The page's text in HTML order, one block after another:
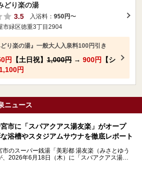
どり楽の湯
3.5
入浴料： 950円〜
市緑区徳重3丁目2904
どり楽の湯』一般大人入泉料100円引き
円 【土日祝】 1,000円 → 900円
【シ
1,100円
ニュース
市に「スパアクアス湯友楽」がオープ
浴槽やスタジアムサウナを徹底レポート
市のスーパー銭湯「美彩都 湯友楽（みさとゆう
、2026年6月18日（木）に「スパアクアス湯友